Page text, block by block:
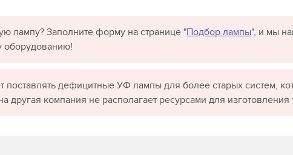
лампу? Заполните форму на странице "Подбор лампы", и мы
поставлять дефицитные УФ лампы для более старых систем,
другая компания не располагает ресурсами для изготовления